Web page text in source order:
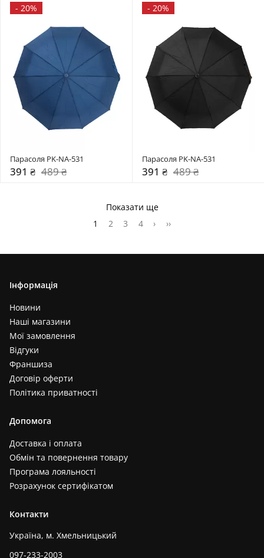
- 20%
Парасоля PK-NA-531
391 ₴ 489 ₴
- 20%
Парасоля PK-NA-531
391 ₴ 489 ₴
Показати ще
1
2 3 4 › ››
Інформація
Новини
Наші магазини
Мої замовлення
Відгуки
Франшиза
Договір оферти
Політика приватності
Допомога
Доставка і оплата
Обмін та повернення товару
Програма лояльності
Розрахунок сертифікатом
Контакти
Україна, м. Хмельницький
097-233-2003